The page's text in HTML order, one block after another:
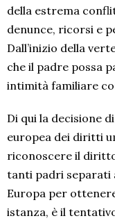
della estrema
denunce, ricorsi e
Dall’inizio della
che il padre possa
intimità familiare
Di qui la decisione
europea dei diritti
riconoscere il
tanti padri separati
Europa per
istanza, è il